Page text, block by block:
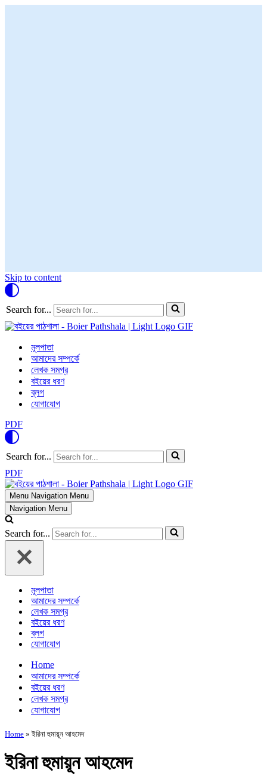
Skip to content
Search for...
মূলপাতা
আমাদের সম্পর্কে
লেখক সমগ্র
বইয়ের ধরণ
ব্লগ
যোগাযোগ
PDF
Search for...
PDF
Menu Navigation Menu
Navigation Menu
Search for...
মূলপাতা
আমাদের সম্পর্কে
লেখক সমগ্র
বইয়ের ধরণ
ব্লগ
যোগাযোগ
Home
আমাদের সম্পর্কে
বইয়ের ধরণ
লেখক সমগ্র
যোগাযোগ
Home »ইরিনা হুমায়ূন আহমেদ
ইরিনা হুমায়ূন আহমেদ